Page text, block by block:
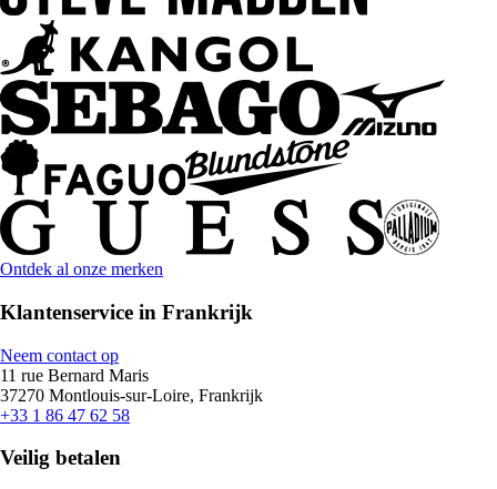
Ontdek al onze merken
Klantenservice in Frankrijk
Neem contact op
11 rue Bernard Maris
37270 Montlouis-sur-Loire, Frankrijk
+33 1 86 47 62 58
Veilig betalen